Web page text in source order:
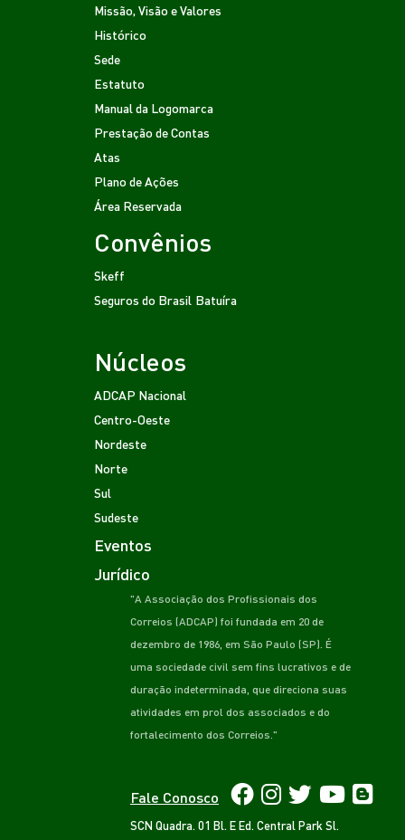
Missão, Visão e Valores
Histórico
Sede
Estatuto
Manual da Logomarca
Prestação de Contas
Atas
Plano de Ações
Área Reservada
Convênios
Skeff
Seguros do Brasil Batuíra
Núcleos
ADCAP Nacional
Centro-Oeste
Nordeste
Norte
Sul
Sudeste
Eventos
Jurídico
"A Associação dos Profissionais dos
Correios (ADCAP) foi fundada em 20 de
dezembro de 1986, em São Paulo (SP). É
uma sociedade civil sem fins lucrativos e de
duração indeterminada, que direciona suas
atividades em prol dos associados e do
fortalecimento dos Correios."
Fale Conosco
SCN Quadra. 01 Bl. E Ed. Central Park Sl.